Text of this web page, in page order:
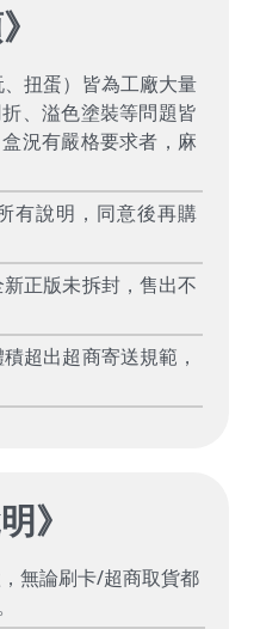
》
扭蛋）皆為工廠大量
、溢色塗裝等問題皆
況有嚴格要求者，麻
有說明，同意後再購
正版未拆封，售出不
超出超商寄送規範，
》
無論刷卡/超商取貨都